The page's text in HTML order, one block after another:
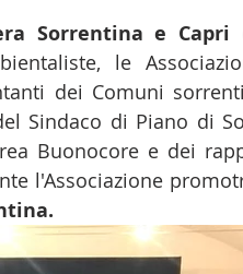
Sorrentina e Capri
le
dei Comuni
Sindaco di Piano di
Buonocore e dei
l'Associazione